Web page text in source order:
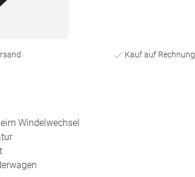
Kauf auf Rechnung
Windelwechsel